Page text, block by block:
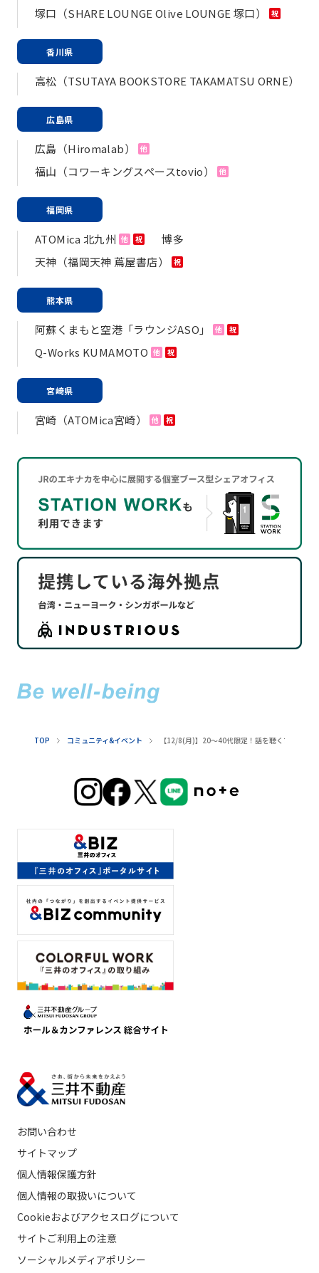
塚口（SHARE LOUNGE Olive LOUNGE 塚口）
祝
香川県
高松（TSUTAYA BOOKSTORE TAKAMATSU ORNE）
広島県
広島（Hiromalab） 他
福山（コワーキングスペースtovio） 他
福岡県
ATOMica 北九州 他 祝
博多
天神（福岡天神 蔦屋書店）
祝
熊本県
阿蘇くまもと空港「ラウンジASO」 他 祝
Q-Works KUMAMOTO 他 祝
宮崎県
宮崎（ATOMica宮崎） 他 祝
TOP コミュニティ&イベント 【12/8(月)】20～40代限定！​話を​聴く​プロが、​
お問い合わせ
サイトマップ
個人情報保護方針
個人情報の取扱いについて
Cookieおよびアクセスログについて
サイトご利用上の注意
ソーシャルメディアポリシー